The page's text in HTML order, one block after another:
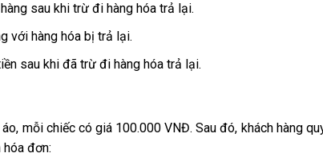
sau khi trừ đi hàng hóa trả lại.
với hàng hóa bị trả lại.
sau khi đã trừ đi hàng hóa trả lại.
mỗi chiếc có giá 100.000 VNĐ. Sau đó, khách hàng
đơn: